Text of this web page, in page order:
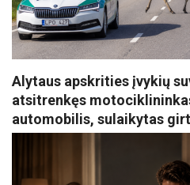
Alytaus apskrities įvykių
atsitrenkęs
automobilis, sulaikytas